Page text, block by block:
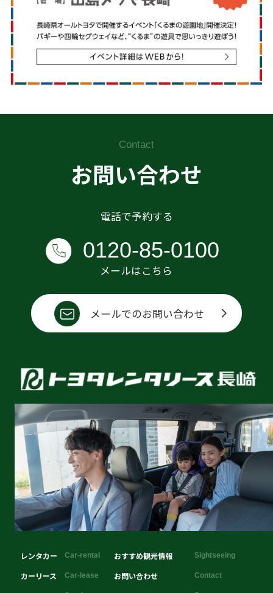
Contact
お問い合わせ
電話で予約する
0120-85-0100
メールはこちら
メールでのお問い合わせ
レンタカー Car-rental
カーリース Car-lease
おすすめ観光情報 Sightseeing
お問い合わせ Contact